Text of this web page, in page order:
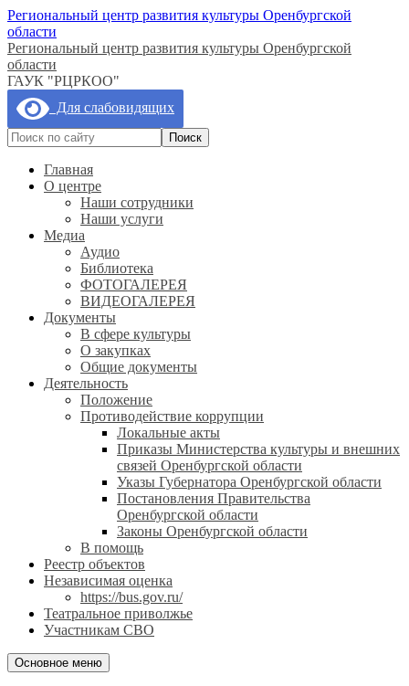
Региональный центр развития культуры Оренбургской
области
Региональный центр развития культуры Оренбургской
области
ГАУК "РЦРКОО"
Для слабовидящих
Главная
О центре
Наши сотрудники
Наши услуги
Медиа
Аудио
Библиотека
ФОТОГАЛЕРЕЯ
ВИДЕОГАЛЕРЕЯ
Документы
В сфере культуры
О закупках
Общие документы
Деятельность
Положение
Противодействие коррупции
Локальные акты
Приказы Министерства культуры и внешних
связей Оренбургской области
Указы Губернатора Оренбургской области
Постановления Правительства
Оренбургской области
Законы Оренбургской области
В помощь
Реестр объектов
Независимая оценка
https://bus.gov.ru/
Театральное приволжье
Участникам СВО
Основное меню